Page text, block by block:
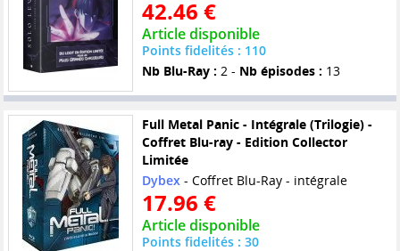
42.46 €
Article disponible
Points fidelités : 110
Nb Blu-Ray : 2 - Nb épisodes : 13
Full Metal Panic - Intégrale (Trilogie) -
Coffret Blu-ray - Edition Collector
Limitée
Dybex - Coffret Blu-Ray - intégrale
17.96 €
Article disponible
Points fidelités : 30